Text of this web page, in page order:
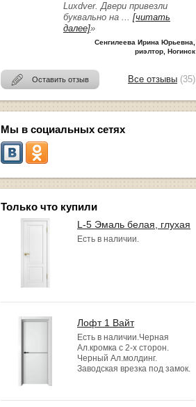
Luxdver. Двери привезли
буквально на ... [читать
далее]»
Сенгилеева Ирина Юрьевна,
риэлтор, Ногинск
Оставить отзыв Все отзывы (35)
Мы в социальных сетях
Только что купили
L-5 Эмаль белая, глухая
Есть в наличии.
Лофт 1 Вайт
Есть в наличии.Черная
Ал.кромка с 2-х сторон.
Черный Ал.молдинг.
Заводская врезка под замок.